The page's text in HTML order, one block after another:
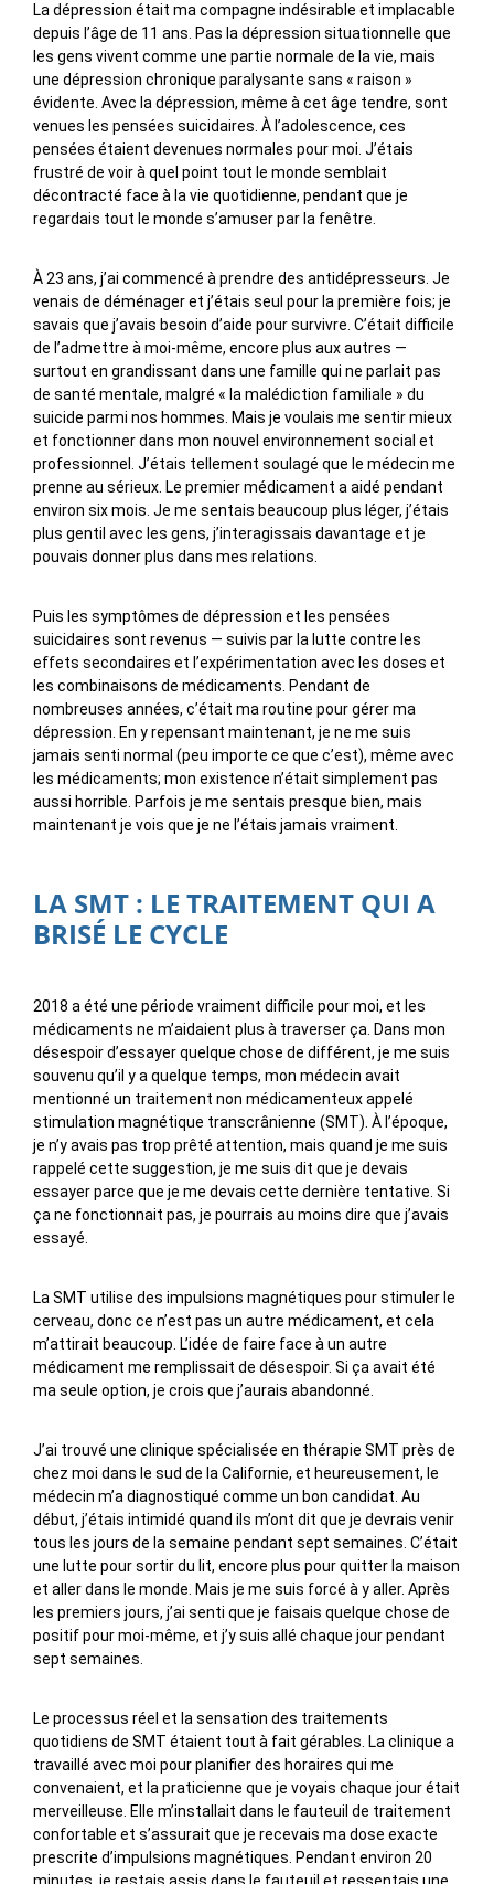
La dépression était ma compagne indésirable et implacable
depuis l’âge de 11 ans. Pas la dépression situationnelle que
les gens vivent comme une partie normale de la vie, mais
une dépression chronique paralysante sans « raison »
évidente. Avec la dépression, même à cet âge tendre, sont
venues les pensées suicidaires. À l’adolescence, ces
pensées étaient devenues normales pour moi. J’étais
frustré de voir à quel point tout le monde semblait
décontracté face à la vie quotidienne, pendant que je
regardais tout le monde s’amuser par la fenêtre.
À 23 ans, j’ai commencé à prendre des antidépresseurs. Je
venais de déménager et j’étais seul pour la première fois; je
savais que j’avais besoin d’aide pour survivre. C’était difficile
de l’admettre à moi-même, encore plus aux autres —
surtout en grandissant dans une famille qui ne parlait pas
de santé mentale, malgré « la malédiction familiale » du
suicide parmi nos hommes. Mais je voulais me sentir mieux
et fonctionner dans mon nouvel environnement social et
professionnel. J’étais tellement soulagé que le médecin me
prenne au sérieux. Le premier médicament a aidé pendant
environ six mois. Je me sentais beaucoup plus léger, j’étais
plus gentil avec les gens, j’interagissais davantage et je
pouvais donner plus dans mes relations.
Puis les symptômes de dépression et les pensées
suicidaires sont revenus — suivis par la lutte contre les
effets secondaires et l’expérimentation avec les doses et
les combinaisons de médicaments. Pendant de
nombreuses années, c’était ma routine pour gérer ma
dépression. En y repensant maintenant, je ne me suis
jamais senti normal (peu importe ce que c’est), même avec
les médicaments; mon existence n’était simplement pas
aussi horrible. Parfois je me sentais presque bien, mais
maintenant je vois que je ne l’étais jamais vraiment.
LA SMT : LE TRAITEMENT QUI A
BRISÉ LE CYCLE
2018 a été une période vraiment difficile pour moi, et les
médicaments ne m’aidaient plus à traverser ça. Dans mon
désespoir d’essayer quelque chose de différent, je me suis
souvenu qu’il y a quelque temps, mon médecin avait
mentionné un traitement non médicamenteux appelé
stimulation magnétique transcrânienne (SMT). À l’époque,
je n’y avais pas trop prêté attention, mais quand je me suis
rappelé cette suggestion, je me suis dit que je devais
essayer parce que je me devais cette dernière tentative. Si
ça ne fonctionnait pas, je pourrais au moins dire que j’avais
essayé.
La SMT utilise des impulsions magnétiques pour stimuler le
cerveau, donc ce n’est pas un autre médicament, et cela
m’attirait beaucoup. L’idée de faire face à un autre
médicament me remplissait de désespoir. Si ça avait été
ma seule option, je crois que j’aurais abandonné.
J’ai trouvé une clinique spécialisée en thérapie SMT près de
chez moi dans le sud de la Californie, et heureusement, le
médecin m’a diagnostiqué comme un bon candidat. Au
début, j’étais intimidé quand ils m’ont dit que je devrais venir
tous les jours de la semaine pendant sept semaines. C’était
une lutte pour sortir du lit, encore plus pour quitter la maison
et aller dans le monde. Mais je me suis forcé à y aller. Après
les premiers jours, j’ai senti que je faisais quelque chose de
positif pour moi-même, et j’y suis allé chaque jour pendant
sept semaines.
Le processus réel et la sensation des traitements
quotidiens de SMT étaient tout à fait gérables. La clinique a
travaillé avec moi pour planifier des horaires qui me
convenaient, et la praticienne que je voyais chaque jour était
merveilleuse. Elle m’installait dans le fauteuil de traitement
confortable et s’assurait que je recevais ma dose exacte
prescrite d’impulsions magnétiques. Pendant environ 20